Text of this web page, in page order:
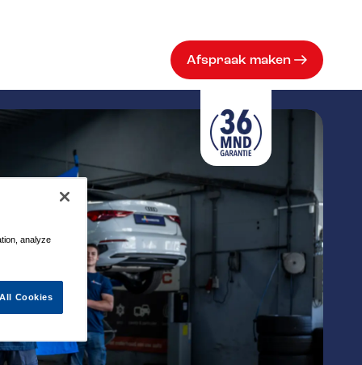
Afspraak maken
analyze
Cookies